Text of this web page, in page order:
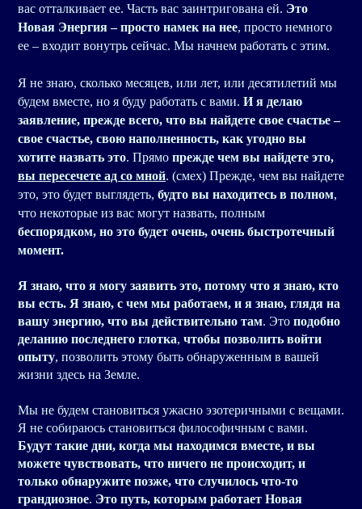
вас отталкивает ее. Часть вас заинтригована ей. Это
Новая Энергия – просто намек на нее, просто немного
ее – входит вонутрь сейчас. Мы начнем работать с этим.
Я не знаю, сколько месяцев, или лет, или десятилетий мы
будем вместе, но я буду работать с вами. И я делаю
заявление, прежде всего, что вы найдете свое счастье –
свое счастье, свою наполненность, как угодно вы
хотите назвать это. Прямо прежде чем вы найдете это,
вы пересечете ад со мной. (смех) Прежде, чем вы найдете
это, это будет выглядеть, будто вы находитесь в полном,
что некоторые из вас могут назвать, полным
беспорядком, но это будет очень, очень быстротечный
момент.
Я знаю, что я могу заявить это, потому что я знаю, кто
вы есть. Я знаю, с чем мы работаем, и я знаю, глядя на
вашу энергию, что вы действительно там. Это подобно
деланию последнего глотка, чтобы позволить войти
опыту, позволить этому быть обнаруженным в вашей
жизни здесь на Земле.
Мы не будем становиться ужасно эзотеричными с вещами.
Я не собираюсь становиться философичным с вами.
Будут такие дни, когда мы находимся вместе, и вы
можете чувствовать, что ничего не происходит, и
только обнаружите позже, что случилось что-то
грандиозное. Это путь, которым работает Новая